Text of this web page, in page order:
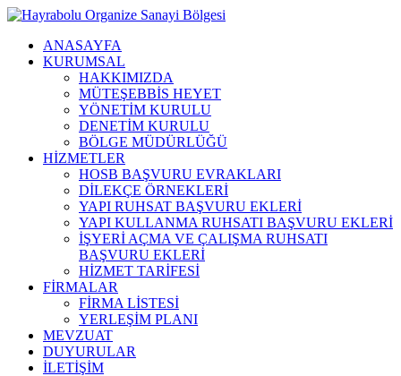
ANASAYFA
KURUMSAL
HAKKIMIZDA
MÜTEŞEBBİS HEYET
YÖNETİM KURULU
DENETİM KURULU
BÖLGE MÜDÜRLÜĞÜ
HİZMETLER
HOSB BAŞVURU EVRAKLARI
DİLEKÇE ÖRNEKLERİ
YAPI RUHSAT BAŞVURU EKLERİ
YAPI KULLANMA RUHSATI BAŞVURU EKLERİ
İŞYERİ AÇMA VE ÇALIŞMA RUHSATI
BAŞVURU EKLERİ
HİZMET TARİFESİ
FİRMALAR
FİRMA LİSTESİ
YERLEŞİM PLANI
MEVZUAT
DUYURULAR
İLETİŞİM